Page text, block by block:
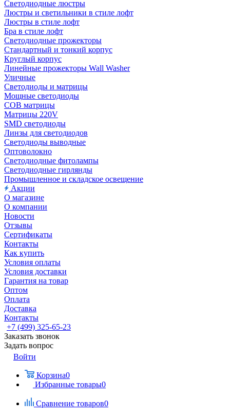
Светодиодные люстры
Люстры и светильники в стиле лофт
Люстры в стиле лофт
Бра в стиле лофт
Светодиодные прожекторы
Стандартный и тонкий корпус
Круглый корпус
Линейные прожекторы Wall Washer
Уличные
Светодиоды и матрицы
Мощные светодиоды
COB матрицы
Матрицы 220V
SMD светодиоды
Линзы для светодиодов
Светодиоды выводные
Оптоволокно
Светодиодные фитолампы
Светодиодные гирлянды
Промышленное и складское освещение
Акции
О магазине
О компании
Новости
Отзывы
Сертификаты
Контакты
Как купить
Условия оплаты
Условия доставки
Гарантия на товар
Оптом
Оплата
Доставка
Контакты
+7 (499) 325-65-23
Заказать звонок
Задать вопрос
Войти
Корзина0
Избранные товары0
Сравнение товаров0